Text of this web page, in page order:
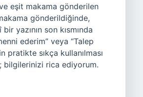
eşit makama gönderilen
gönderildiğinde,
yazının son kısmında
ederim” veya “Talep
pratikte sıkça kullanılması
bilgilerinizi rica ediyorum.